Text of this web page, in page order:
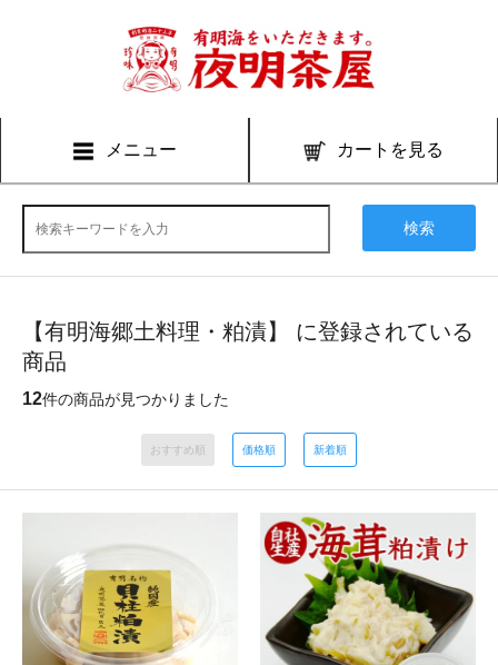
メニュー カートを見る
検索
【有明海郷土料理・粕漬】 に登録されている
商品
12件の商品が見つかりました
おすすめ順 価格順 新着順